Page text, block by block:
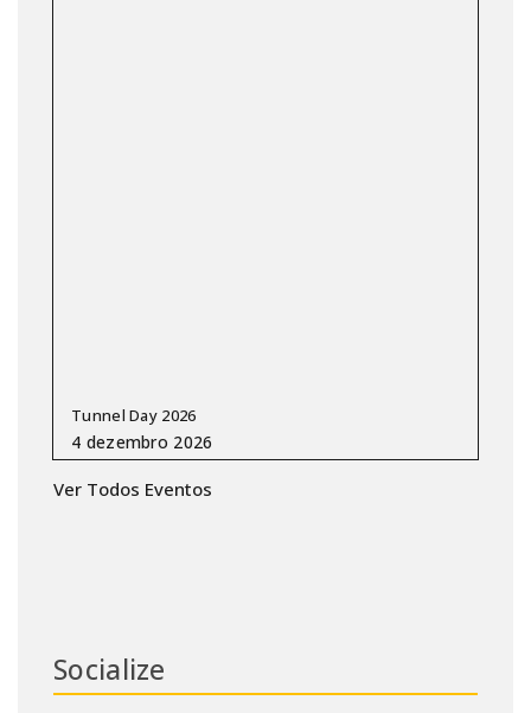
Tunnel Day 2026
Ver Todos Eventos
Socialize